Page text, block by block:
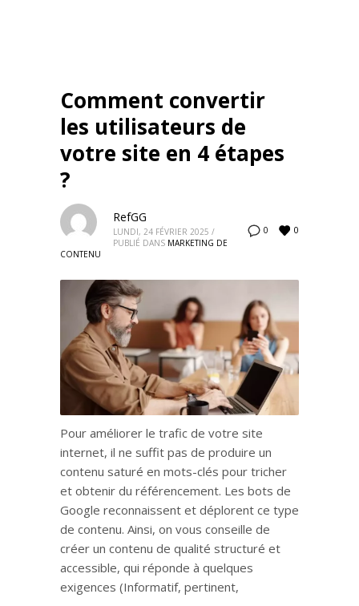
Comment convertir
les utilisateurs de
votre site en 4 étapes
?
0 0
RefGG
LUNDI, 24 FÉVRIER 2025 /
PUBLIÉ DANS MARKETING DE
CONTENU
Pour améliorer le trafic de votre site
internet, il ne suffit pas de produire un
contenu saturé en mots-clés pour tricher
et obtenir du référencement. Les bots de
Google reconnaissent et déplorent ce type
de contenu. Ainsi, on vous conseille de
créer un contenu de qualité structuré et
accessible, qui réponde à quelques
exigences (Informatif, pertinent,